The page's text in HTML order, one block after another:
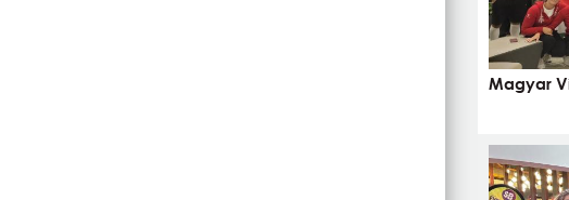
Magyar